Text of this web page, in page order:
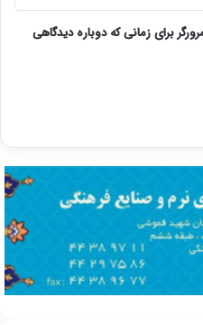
برای زمانی که دوباره دیدگاهی